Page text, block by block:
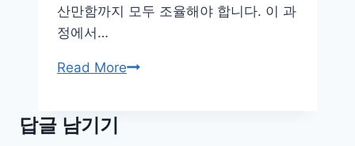
산만함까지 모두 조율해야 합니다. 이 과
정에서…
Read More골
답글 남기기